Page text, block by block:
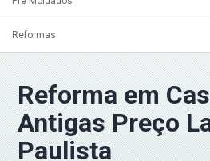
Reformas
Reforma em
Antigas Preço
Paulista